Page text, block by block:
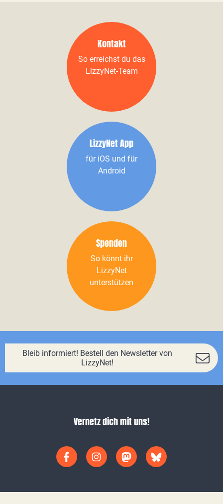
Kontakt
So erreichst du das
LizzyNet-Team
LizzyNet App
für iOS und für
Android
Spenden
So könnt ihr
LizzyNet
unterstützen
Bleib informiert! Bestell den Newsletter von
LizzyNet!
Vernetz dich mit uns!